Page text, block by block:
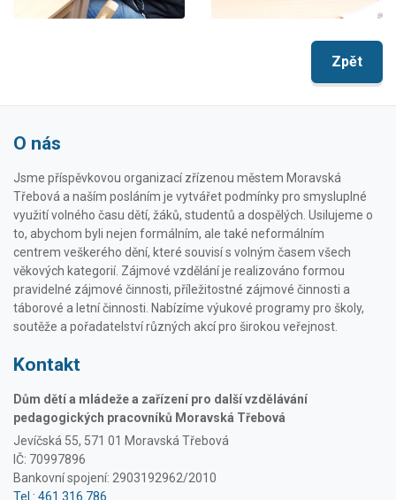
Zpět
O nás
Jsme příspěvkovou organizací zřízenou městem Moravská
Třebová a naším posláním je vytvářet podmínky pro smysluplné
využití volného času dětí, žáků, studentů a dospělých. Usilujeme o
to, abychom byli nejen formálním, ale také neformálním
centrem veškerého dění, které souvisí s volným časem všech
věkových kategorií. Zájmové vzdělání je realizováno formou
pravidelné zájmové činnosti, příležitostné zájmové činnosti a
táborové a letní činnosti. Nabízíme výukové programy pro školy,
soutěže a pořadatelství různých akcí pro širokou veřejnost.
Kontakt
Dům dětí a mládeže a zařízení pro další vzdělávání
pedagogických pracovníků Moravská Třebová
Jevíčská 55, 571 01 Moravská Třebová
IČ: 70997896
Bankovní spojení: 2903192962/2010
Tel.: 461 316 786